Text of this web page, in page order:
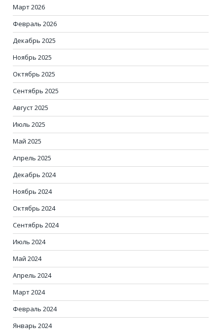
Март 2026
Февраль 2026
Декабрь 2025
Ноябрь 2025
Октябрь 2025
Сентябрь 2025
Август 2025
Июль 2025
Май 2025
Апрель 2025
Декабрь 2024
Ноябрь 2024
Октябрь 2024
Сентябрь 2024
Июль 2024
Май 2024
Апрель 2024
Март 2024
Февраль 2024
Январь 2024